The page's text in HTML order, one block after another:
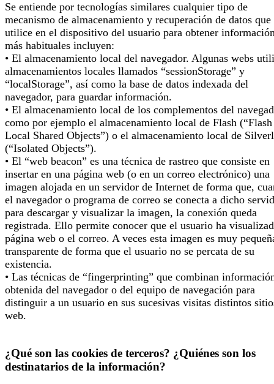
Se entiende por tecnologías similares cualquier tipo de
mecanismo de almacenamiento y recuperación de datos que
utilice en el dispositivo del usuario para obtener
más habituales incluyen:
• El almacenamiento local del navegador. Algunas webs
almacenamientos locales llamados “sessionStorage” y
“localStorage”, así como la base de datos indexada del
navegador, para guardar información.
• El almacenamiento local de los complementos del
como por ejemplo el almacenamiento local de Flash (“Flash
Local Shared Objects”) o el almacenamiento local de
(“Isolated Objects”).
• El “web beacon” es una técnica de rastreo que consiste en
insertar en una página web (o en un correo electrónico) una
imagen alojada en un servidor de Internet de forma que,
el navegador o programa de correo se conecta a dicho
para descargar y visualizar la imagen, la conexión queda
registrada. Ello permite conocer que el usuario ha
página web o el correo. A veces esta imagen es muy
transparente de forma que el usuario no se percata de su
existencia.
• Las técnicas de “fingerprinting” que combinan
obtenida del navegador o del equipo de navegación para
distinguir a un usuario en sus sucesivas visitas distintos
web.
¿Qué son las cookies de terceros? ¿Quiénes son los
destinatarios de la información?